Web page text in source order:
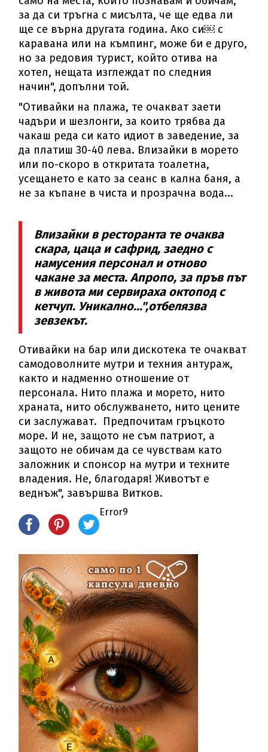
за да си тръгна с мисълта, че ще едва ли
ще се върна другата година. Ако си￼ с
каравана или на къмпинг, може би е друго,
но за редовия турист, който отива на
хотел, нещата изглеждат по следния
начин", допълни той.
"Отивайки на плажа, те очакват заети
чадъри и шезлонги, за които трябва да
чакаш реда си като идиот в заведение, за
да платиш 30-40 лева. Влизайки в морето
или по-скоро в откритата тоалетна,
усещането е като за сеанс в кална баня, а
не за къпане в чиста и прозрачна вода...
Влизайки в ресторанта те очаква
скара, цаца и сафрид, заедно с
намусения персонал и отново
чакане за места. Апропо, за пръв път
в живота ми сервираха октопод с
кетчуп. Уникално...",отбелязва
зевзекът.
Отивайки на бар или дискотека те очакват
самодоволните мутри и техния антураж,
както и надменно отношение от
персонала. Нито плажа и морето, нито
храната, нито обслужването, нито цените
си заслужават. Предпочитам гръцкото
море. И не, защото не съм патриот, а
защото не обичам да се чувствам като
заложник и спонсор на мутри и техните
владения. Не, благодаря! Животът е
веднъж", завършва Витков.
Error9